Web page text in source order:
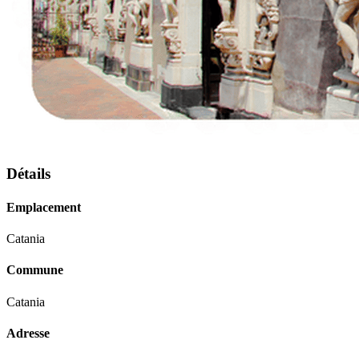
Détails
Emplacement
Catania
Commune
Catania
Adresse